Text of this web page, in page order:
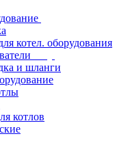
котел. оборудования
и шланги
котлов